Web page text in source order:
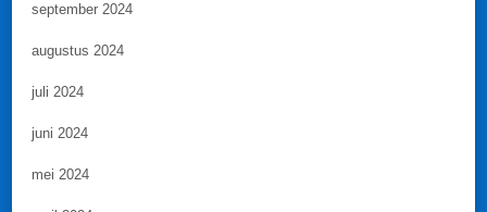
september 2024
augustus 2024
juli 2024
juni 2024
mei 2024